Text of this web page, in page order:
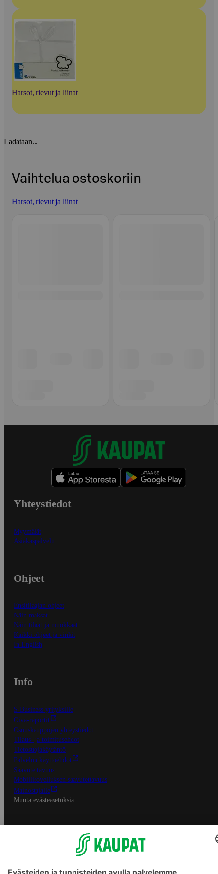
Harsot, rievut ja liinat
Ladataan...
Vaihtelua ostoskoriin
Harsot, rievut ja liinat
Yhteystiedot
Myymälät
Asiakaspalvelu
Ohjeet
Ensitilaajan ohjeet
Näin maksat
Näin tilaat ja muokkaat
Kaikki ohjeet ja vinkit
In English
Info
S-Business yrityksille
Oiva-raportit
Osuuskauppojen yhteystiedot
Tilaus- ja toimitusehdot
Tietosuojakäytäntö
Palvelun käyttöehdot
Saavutettavuus
Mobiilisovelluksen saavutettavuus
Mainostajalle
Muuta evästeasetuksia
S-ryhmän palvelut